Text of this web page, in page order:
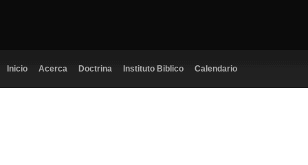
Inicio Acerca Doctrina Instituto Biblico Calendario